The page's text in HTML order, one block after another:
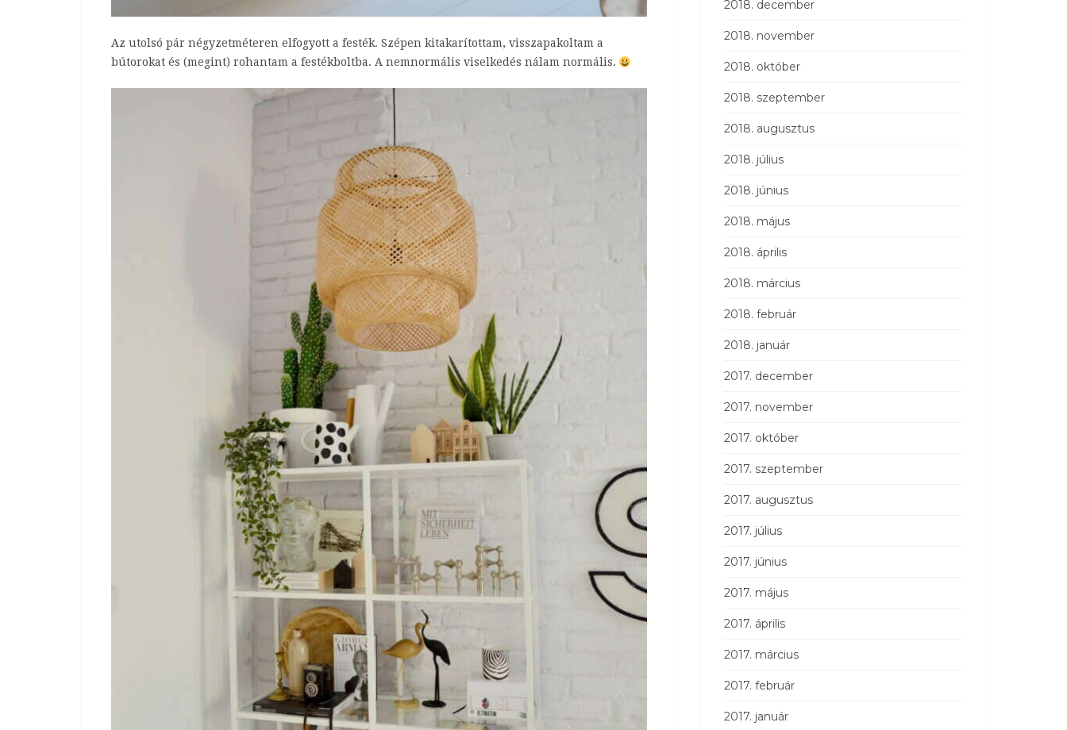
Az utolsó pár négyzetméteren elfogyott a festék. Szépen kitakarítottam, visszapakoltam a
bútorokat és (megint) rohantam a festékboltba. A nemnormális viselkedés nálam normális.
2018. december
2018. november
2018. október
2018. szeptember
2018. augusztus
2018. július
2018. június
2018. május
2018. április
2018. március
2018. február
2018. január
2017. december
2017. november
2017. október
2017. szeptember
2017. augusztus
2017. július
2017. június
2017. május
2017. április
2017. március
2017. február
2017. január